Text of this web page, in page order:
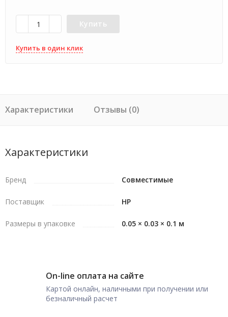
Купить
Купить в один клик
Характеристики Отзывы (0)
Характеристики
Бренд Совместимые
Поставщик HP
Размеры в упаковке 0.05 × 0.03 × 0.1 м
On-line оплата на сайте
Картой онлайн, наличными при получении или
безналичный расчет